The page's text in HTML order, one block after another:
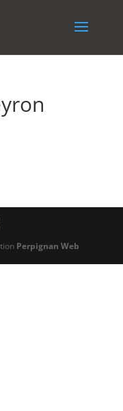
Perpignan Web